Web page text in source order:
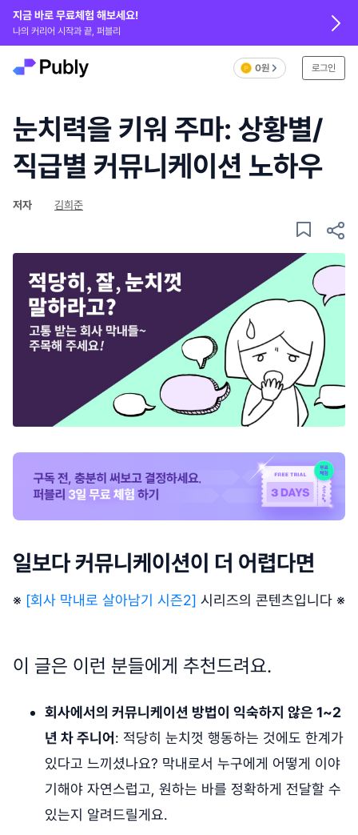
지금 바로 무료체험 해보세요!
나의 커리어 시작과 끝, 퍼블리
0원 로그인
눈치력을 키워 주마: 상황별/
직급별 커뮤니케이션 노하우
저자 김희준
일보다 커뮤니케이션이 더 어렵다면
※ [회사 막내로 살아남기 시즌2] 시리즈의 콘텐츠입니다 ※
이 글은 이런 분들에게 추천드려요.
회사에서의 커뮤니케이션 방법이 익숙하지 않은 1~2
년 차 주니어 : 적당히 눈치껏 행동하는 것에도 한계가
있다고 느끼셨나요? 막내로서 누구에게 어떻게 이야
기해야 자연스럽고, 원하는 바를 정확하게 전달할 수
있는지 알려드릴게요.